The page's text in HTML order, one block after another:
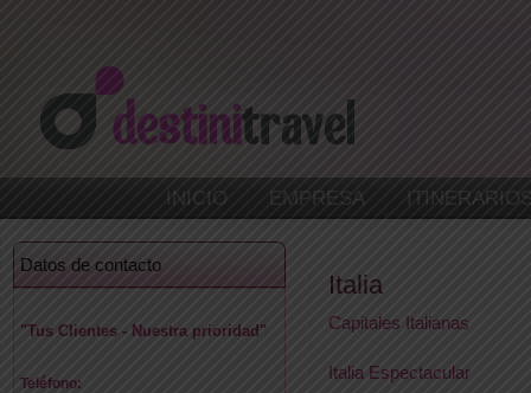
INICIO EMPRESA
Datos de contacto
"Tus Clientes - Nuestra prioridad"
Teléfono:
Italia
Capitales Italianas
Italia Espectacular